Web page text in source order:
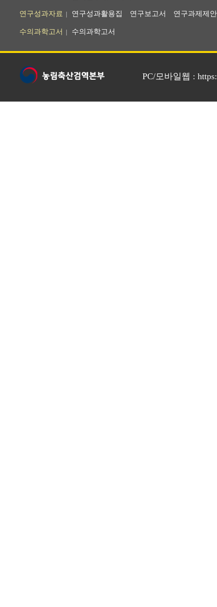
연구성과자료 연구성과활용집 연구보고서 연구과제제
수의과학고서 수의과학고서
PC/모바일웹 :